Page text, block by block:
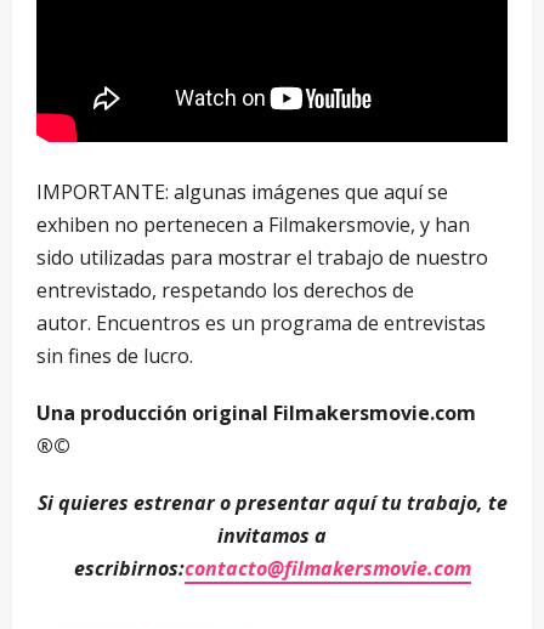
IMPORTANTE: algunas imágenes que aquí se
exhiben no pertenecen a Filmakersmovie, y han
sido utilizadas para mostrar el trabajo de nuestro
entrevistado, respetando los derechos de
autor. Encuentros es un programa de entrevistas
sin fines de lucro.
Una producción original Filmakersmovie.com
®©
Si quieres estrenar o presentar aquí tu trabajo, te
invitamos a
escribirnos:contacto@filmakersmovie.com